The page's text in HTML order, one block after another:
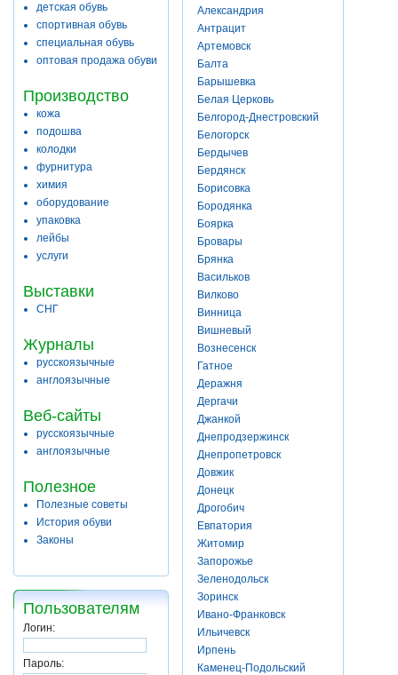
детская обувь
спортивная обувь
специальная обувь
оптовая продажа обуви
Производство
кожа
подошва
колодки
фурнитура
химия
оборудование
упаковка
лейбы
услуги
Выставки
СНГ
Журналы
русскоязычные
англоязычные
Веб-сайты
русскоязычные
англоязычные
Полезное
Полезные советы
История обуви
Законы
Пользователям
Логин:
Пароль:
Александрия
Антрацит
Артемовск
Балта
Барышевка
Белая Церковь
Белгород-Днестровский
Белогорск
Бердычев
Бердянск
Борисовка
Бородянка
Боярка
Бровары
Брянка
Васильков
Вилково
Винница
Вишневый
Вознесенск
Гатное
Деражня
Дергачи
Джанкой
Днепродзержинск
Днепропетровск
Довжик
Донецк
Дрогобич
Евпатория
Житомир
Запорожье
Зеленодольск
Зоринск
Ивано-Франковск
Ильичевск
Ирпень
Каменец-Подольский